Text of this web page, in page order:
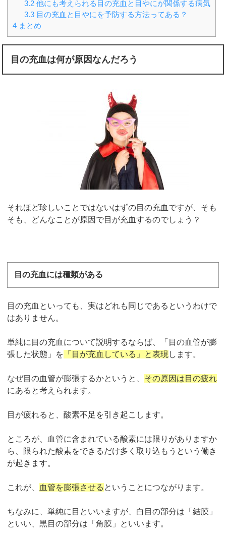
3.2 他にも考えられる目の充血と目やにが関係する病気
3.3 目の充血と目やにを予防する方法ってある？
4 まとめ
目の充血は何が原因なんだろう
それほど珍しいことではないはずの目の充血ですが、そも
そも、どんなことが原因で目が充血するのでしょう？
目の充血には種類がある
目の充血といっても、実はどれも同じであるというわけで
はありません。
単純に目の充血について説明するならば、「目の血管が膨
張した状態」を 「目が充血している」と表現 します。
なぜ目の血管が膨張するかというと、 その原因は目の疲れ
にあると考えられます。
目が疲れると、酸素不足を引き起こします。
ところが、血管に含まれている酸素には限りがありますか
ら、限られた酸素をできるだけ多く取り込もうという働き
が起きます。
これが、 血管を膨張させる ということにつながります。
ちなみに、単純に目といいますが、白目の部分は「結膜」
といい、黒目の部分は「角膜」といいます。